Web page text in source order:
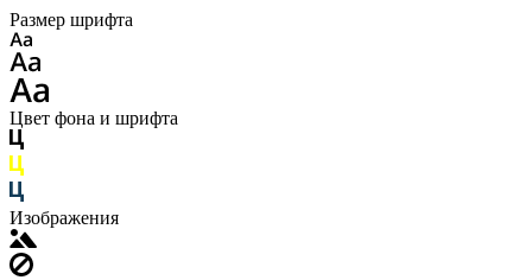
Размер шрифта
Цвет фона и шрифта
Изображения